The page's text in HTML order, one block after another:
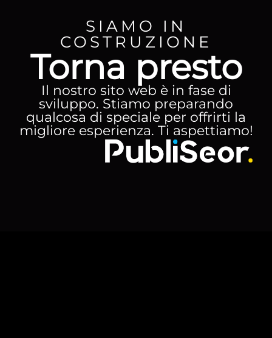
SIAMO IN
COSTRUZIONE
Torna presto
Il nostro sito web è in fase di
sviluppo. Stiamo preparando
qualcosa di speciale per offrirti la
migliore esperienza. Ti aspettiamo!